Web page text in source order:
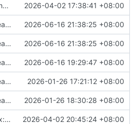
chore: add server/server build artifact to gitignore 2026-04-02 17:38:41 +08:00
feat: implement WeChat cross-batch refund reconciliation and fix misc issues 2026-06-16 21:38:25 +08:00
feat: implement WeChat cross-batch refund reconciliation and fix misc issues 2026-06-16 21:38:25 +08:00
feat: implement cross-batch Alipay refund reconciliation 2026-06-16 19:29:47 +08:00
feat: 添加 Gitea Actions 自动部署功能 2026-01-26 17:21:12 +08:00
feat: 改用 Docker 模式运行 Gitea Actions 2026-01-26 18:30:28 +08:00
fix: resolve CHANGELOG.md path issue for Docker deployment 2026-04-02 20:45:24 +08:00